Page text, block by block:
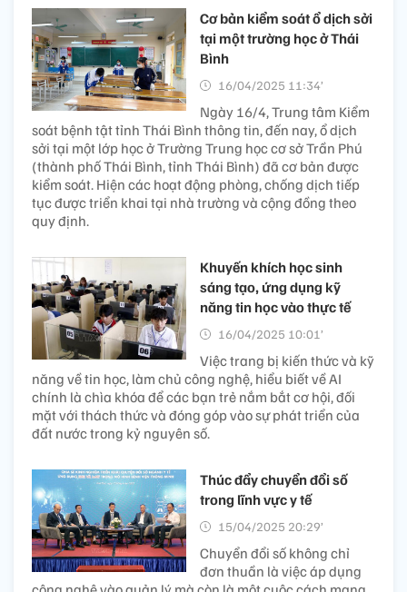
Cơ bản kiểm soát ổ dịch sởi
tại một trường học ở Thái
Bình
16/04/2025 11:34’
Ngày 16/4, Trung tâm Kiểm
soát bệnh tật tỉnh Thái Bình thông tin, đến nay, ổ dịch
sởi tại một lớp học ở Trường Trung học cơ sở Trần Phú
(thành phố Thái Bình, tỉnh Thái Bình) đã cơ bản được
kiểm soát. Hiện các hoạt động phòng, chống dịch tiếp
tục được triển khai tại nhà trường và cộng đồng theo
quy định.
Khuyến khích học sinh
sáng tạo, ứng dụng kỹ
năng tin học vào thực tế
16/04/2025 10:01’
Việc trang bị kiến thức và kỹ
năng về tin học, làm chủ công nghệ, hiểu biết về AI
chính là chìa khóa để các bạn trẻ nắm bắt cơ hội, đối
mặt với thách thức và đóng góp vào sự phát triển của
đất nước trong kỷ nguyên số.
Thúc đẩy chuyển đổi số
trong lĩnh vực y tế
15/04/2025 20:29’
Chuyển đổi số không chỉ
đơn thuần là việc áp dụng